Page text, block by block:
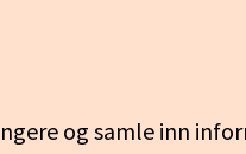
og samle inn